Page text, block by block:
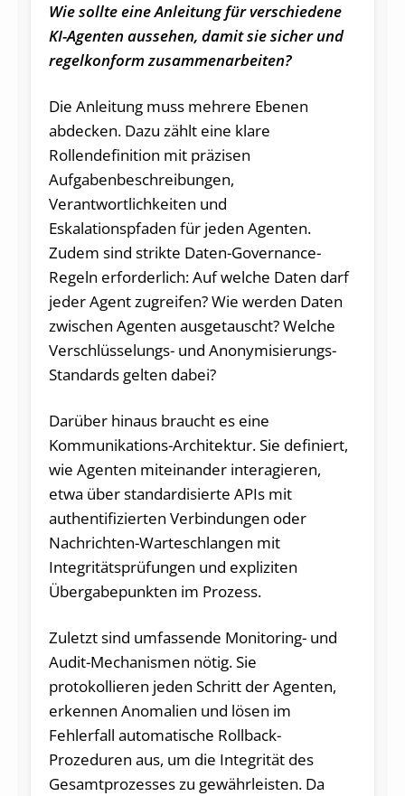
Wie sollte eine Anleitung für verschiedene
KI-Agenten aussehen, damit sie sicher und
regelkonform zusammenarbeiten?
Die Anleitung muss mehrere Ebenen
abdecken. Dazu zählt eine klare
Rollendefinition mit präzisen
Aufgabenbeschreibungen,
Verantwortlichkeiten und
Eskalationspfaden für jeden Agenten.
Zudem sind strikte Daten-Governance-
Regeln erforderlich: Auf welche Daten darf
jeder Agent zugreifen? Wie werden Daten
zwischen Agenten ausgetauscht? Welche
Verschlüsselungs- und Anonymisierungs-
Standards gelten dabei?
Darüber hinaus braucht es eine
Kommunikations-Architektur. Sie definiert,
wie Agenten miteinander interagieren,
etwa über standardisierte APIs mit
authentifizierten Verbindungen oder
Nachrichten-Warteschlangen mit
Integritätsprüfungen und expliziten
Übergabepunkten im Prozess.
Zuletzt sind umfassende Monitoring- und
Audit-Mechanismen nötig. Sie
protokollieren jeden Schritt der Agenten,
erkennen Anomalien und lösen im
Fehlerfall automatische Rollback-
Prozeduren aus, um die Integrität des
Gesamtprozesses zu gewährleisten. Da